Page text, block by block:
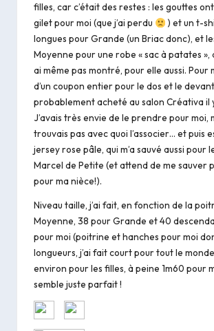
filles, car c’était des restes : les gouttes
giletpour moi (que j’ai perdu ) et unt-
longues pour Grande (un Briac donc), et
Moyenne pour une robe « sac à patates »,
ai même pas montré, pour elle aussi. Pour
d’un coupon entier pour le dos et le
probablement acheté au salon Créativa il
J’avais très envie de le prendre pour moi,
trouvais pas avec quoi l’associer… et puis
jersey rose pâle, qui m’a sauvé aussi pour
Marcel de Petite (et attend de me sauver
pour ma nièce!).
Niveau taille, j’ai fait, en fonction de la
Moyenne, 38 pour Grande et 40
pour moi (poitrine et hanches pour moi
longueurs, j’ai fait court pour tout le
environ pour les filles, à peine 1m60 pour
semble juste parfait !